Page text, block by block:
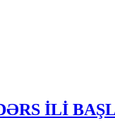
İLİ